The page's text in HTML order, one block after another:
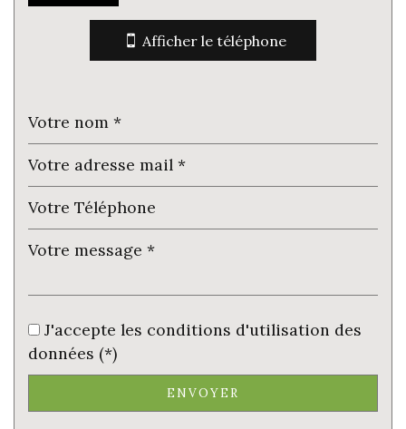
Mairie
statistiques
Taxe habitation
Habitants de 25 à 55 ans
Familles sans enfant
47,37 %
Familles avec 1 ou 2 enfants
Afficher le téléphone
J'accepte les conditions d'utilisation des
données (*)
ENVOYER